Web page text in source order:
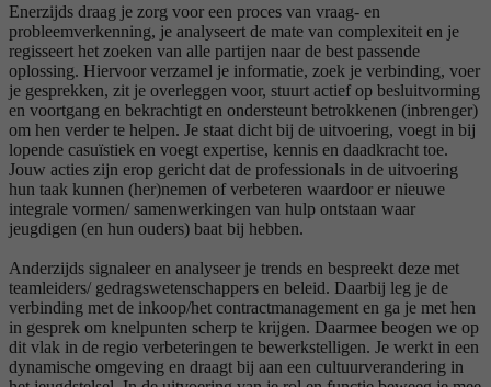
Enerzijds draag je zorg voor een proces van vraag- en
probleemverkenning, je analyseert de mate van complexiteit en je
regisseert het zoeken van alle partijen naar de best passende
oplossing. Hiervoor verzamel je informatie, zoek je verbinding, voer
je gesprekken, zit je overleggen voor, stuurt actief op besluitvorming
en voortgang en bekrachtigt en ondersteunt betrokkenen (inbrenger)
om hen verder te helpen. Je staat dicht bij de uitvoering, voegt in bij
lopende casuïstiek en voegt expertise, kennis en daadkracht toe.
Jouw acties zijn erop gericht dat de professionals in de uitvoering
hun taak kunnen (her)nemen of verbeteren waardoor er nieuwe
integrale vormen/ samenwerkingen van hulp ontstaan waar
jeugdigen (en hun ouders) baat bij hebben.
Anderzijds signaleer en analyseer je trends en bespreekt deze met
teamleiders/ gedragswetenschappers en beleid. Daarbij leg je de
verbinding met de inkoop/het contractmanagement en ga je met hen
in gesprek om knelpunten scherp te krijgen. Daarmee beogen we op
dit vlak in de regio verbeteringen te bewerkstelligen. Je werkt in een
dynamische omgeving en draagt bij aan een cultuurverandering in